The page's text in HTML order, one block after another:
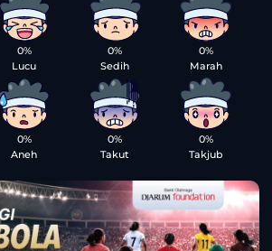
0%
Lucu
0%
Sedih
0%
Marah
0%
Aneh
0%
Takut
0%
Takjub